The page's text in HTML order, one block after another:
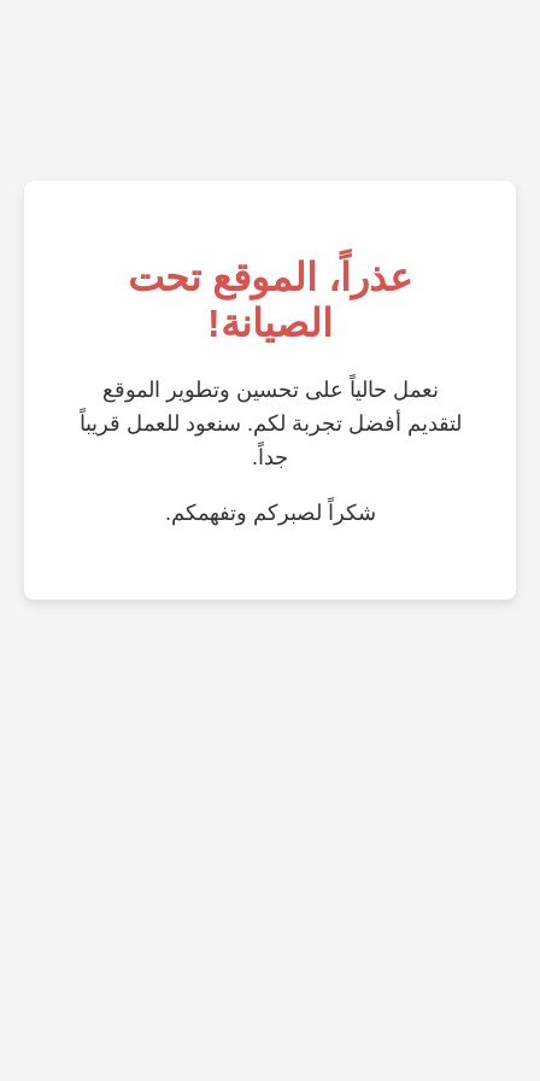
عذراً، الموقع تحت
الصيانة!
نعمل حالياً على تحسين وتطوير الموقع
لتقديم أفضل تجربة لكم. سنعود للعمل قريباً
جداً.
شكراً لصبركم وتفهمكم.